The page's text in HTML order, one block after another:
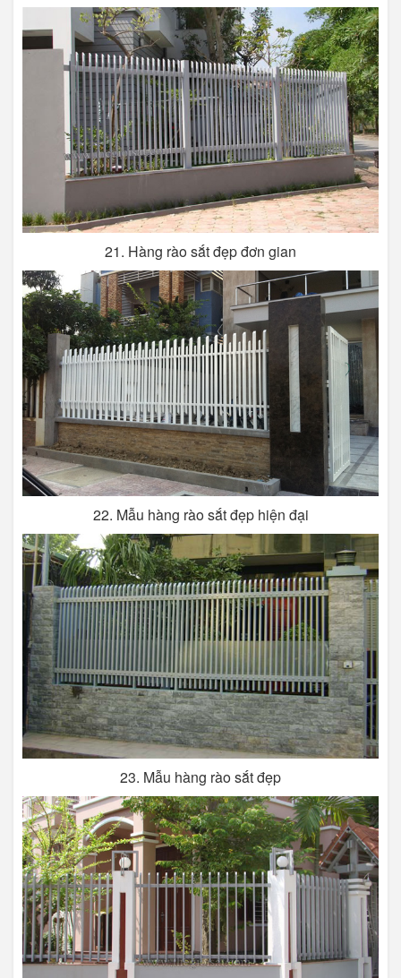
21. Hàng rào sắt đẹp đơn gian
22. Mẫu hàng rào sắt đẹp hiện đại
23. Mẫu hàng rào sắt đẹp